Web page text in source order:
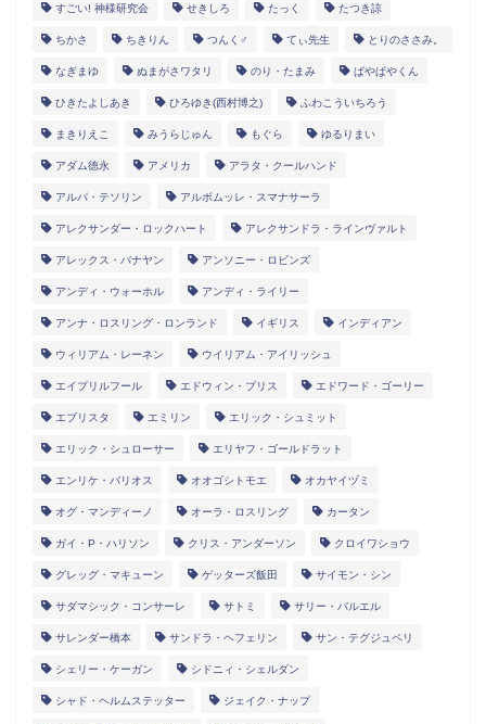
すごい! 神様研究会 せきしろ たっく たつき諒
ちかさ ちきりん つんく♂ てぃ先生 とりのささみ。
なぎまゆ ぬまがさワタリ のり・たまみ ぱやぱやくん
ひきたよしあき ひろゆき(西村博之) ふわこういちろう
まきりえこ みうらじゅん もぐら ゆるりまい
アダム徳永 アメリカ アラタ・クールハンド
アルパ・テソリン アルボムッレ・スマナサーラ
アレクサンダー・ロックハート アレクサンドラ・ラインヴァルト
アレックス・バナヤン アンソニー・ロビンズ
アンディ・ウォーホル アンディ・ライリー
アンナ・ロスリング・ロンランド イギリス インディアン
ウィリアム・レーネン ウイリアム・アイリッシュ
エイプリルフール エドウィン・ブリス エドワード・ゴーリー
エブリスタ エミリン エリック・シュミット
エリック・シュローサー エリヤフ・ゴールドラット
エンリケ・バリオス オオゴシトモエ オカヤイヅミ
オグ・マンディーノ オーラ・ロスリング カータン
ガイ・P・ハリソン クリス・アンダーソン クロイワショウ
グレッグ・マキューン ゲッターズ飯田 サイモン・シン
サダマシック・コンサーレ サトミ サリー・バルエル
サレンダー橋本 サンドラ・ヘフェリン サン・テグジュペリ
シェリー・ケーガン シドニィ・シェルダン
シャド・ヘルムステッター ジェイク・ナップ